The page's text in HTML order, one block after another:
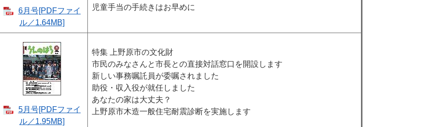
6月号[PDFファイ
ル／1.64MB]
児童手当の手続きはお早めに
5月号[PDFファイ
ル／1.95MB]
特集 上野原市の文化財
市民のみなさんと市長との直接対話窓口を開設します
新しい事務嘱託員が委嘱されました
助役・収入役が就任しました
あなたの家は大丈夫？
上野原市木造一般住宅耐震診断を実施します